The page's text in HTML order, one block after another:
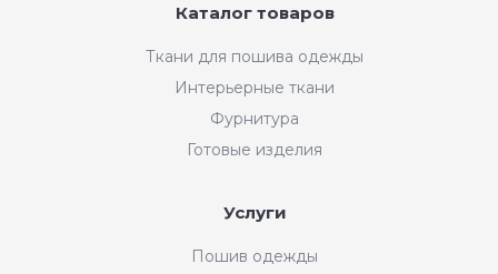
Каталог товаров
Ткани для пошива одежды
Интерьерные ткани
Фурнитура
Готовые изделия
Услуги
Пошив одежды